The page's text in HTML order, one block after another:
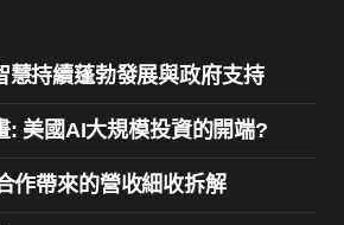
慧持續蓬勃發展與政府支持
: 美國AI大規模投資的開端?
作帶來的營收細收拆解